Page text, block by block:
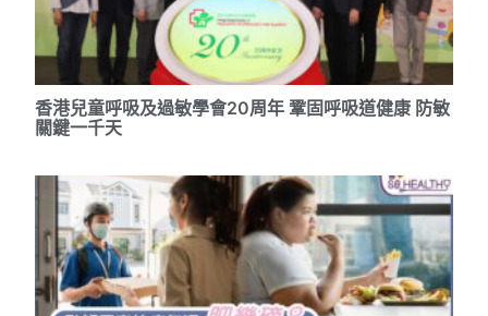
香港兒童呼吸及過敏學會20周年 鞏固呼吸道健康 防敏
關鍵一千天